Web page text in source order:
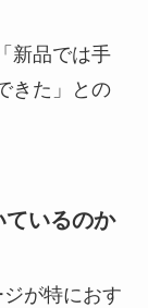
新品では手
きた」との
ているのか
が特におす